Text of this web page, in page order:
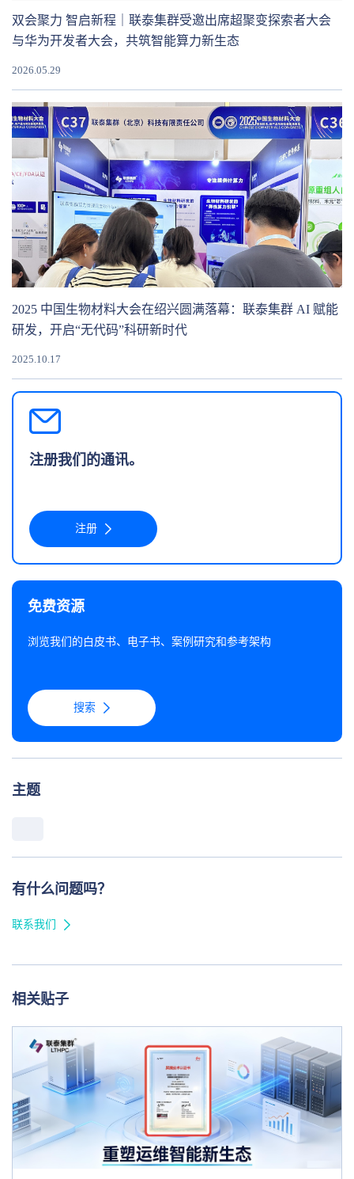
双会聚力 智启新程｜联泰集群受邀出席超聚变探索者大会
与华为开发者大会，共筑智能算力新生态
2026.05.29
2025 中国生物材料大会在绍兴圆满落幕：联泰集群 AI 赋能
研发，开启“无代码”科研新时代
2025.10.17
注册我们的通讯。
注册
免费资源
浏览我们的白皮书、电子书、案例研究和参考架构
搜索
主题
有什么问题吗？
联系我们
相关贴子